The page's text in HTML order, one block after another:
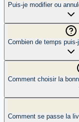
Puis-je modifier ou
Combien de temps
Comment choisir la
Comment se passe la